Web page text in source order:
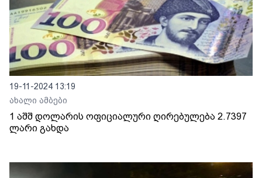
19-11-2024 13:19
ახალი ამბები
1 აშშ დოლარის ოფიციალური ღირებულება 2.7397
ლარი გახდა